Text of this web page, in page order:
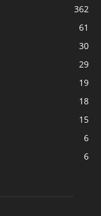
362
61
30
29
19
18
15
6
6